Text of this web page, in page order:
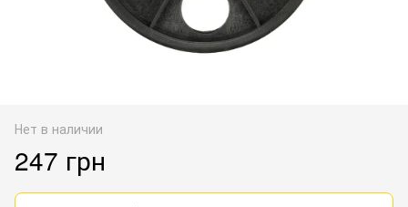
Нет в наличии
247 грн